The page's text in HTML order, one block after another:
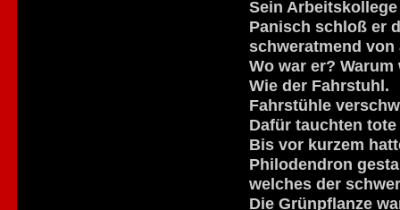
Sein
Panisch schloß er
schweratmend von
Wo war er?
Wie der Fahrstuhl.
Fahrstühle
Dafür tauchten
Bis vor kurzem
Philodendron
welches der
Die Grünpflanze